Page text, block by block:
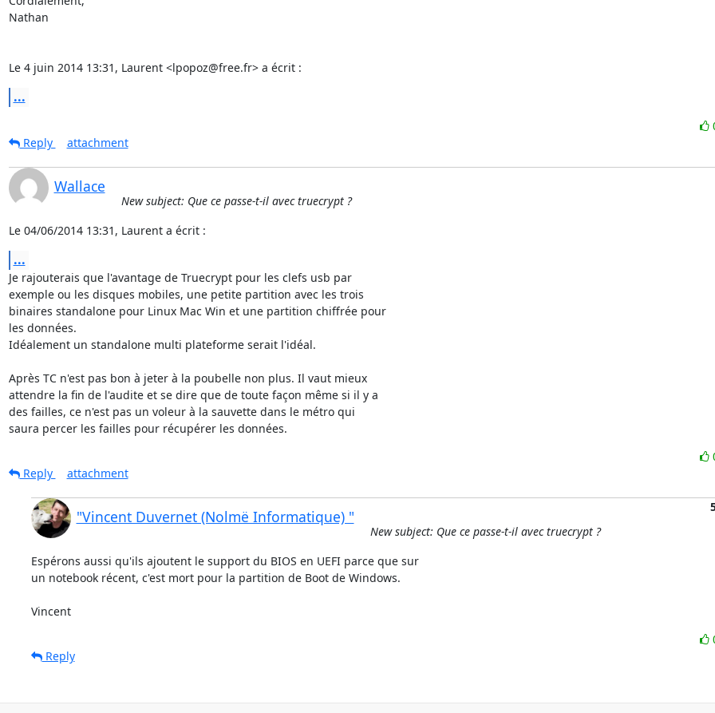
Nathan
Le 4 juin 2014 13:31, Laurent <lpopoz@free.fr> a écrit :
...
Reply
attachment
Wallace
New subject: Que ce passe-t-il avec truecrypt ?
Le 04/06/2014 13:31, Laurent a écrit :
...
Je rajouterais que l'avantage de Truecrypt pour les clefs usb par
exemple ou les disques mobiles, une petite partition avec les trois
binaires standalone pour Linux Mac Win et une partition chiffrée pour
les données.
Idéalement un standalone multi plateforme serait l'idéal.
Après TC n'est pas bon à jeter à la poubelle non plus. Il vaut mieux
attendre la fin de l'audite et se dire que de toute façon même si il y a
des failles, ce n'est pas un voleur à la sauvette dans le métro qui
saura percer les failles pour récupérer les données.
Reply
attachment
"Vincent Duvernet (Nolmë Informatique) "
New subject: Que ce passe-t-il avec truecrypt ?
Espérons aussi qu'ils ajoutent le support du BIOS en UEFI parce que sur
un notebook récent, c'est mort pour la partition de Boot de Windows.
Vincent
Reply